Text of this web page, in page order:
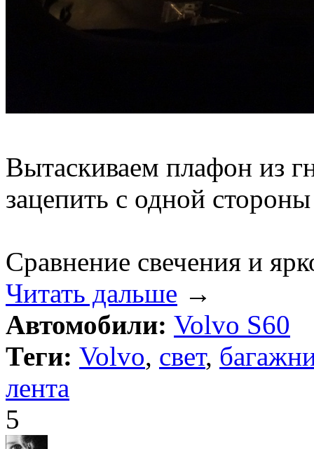
Вытаскиваем плафон из
зацепить с одной
Сравнение свечения и
Читать дальше →
Автомобили: Volvo S60
Теги: Volvo, свет,
лента
5